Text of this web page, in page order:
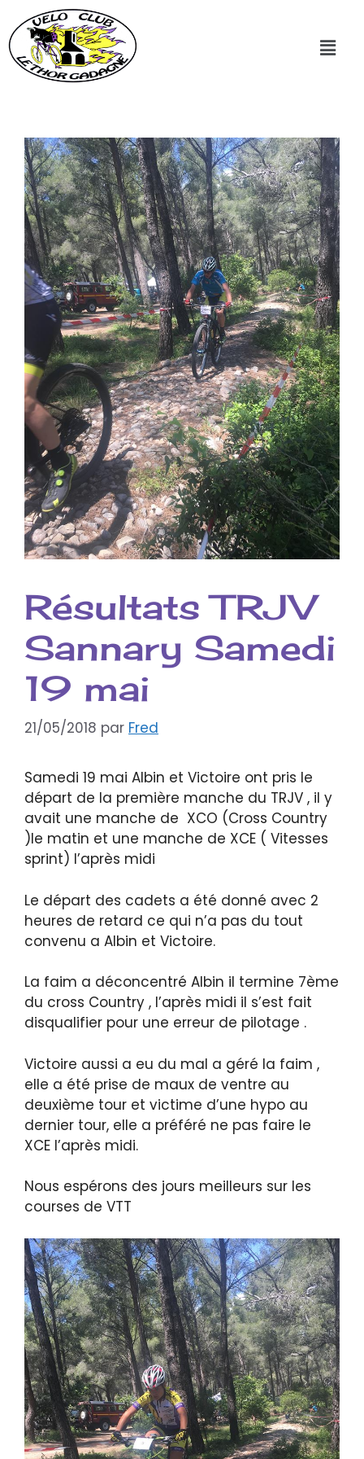
Résultats TRJV
Sannary Samedi
19 mai
21/05/2018 par Fred
Samedi 19 mai Albin et Victoire ont pris le
départ de la première manche du TRJV , il y
avait une manche de XCO (Cross Country
)le matin et une manche de XCE ( Vitesses
sprint) l’après midi
Le départ des cadets a été donné avec 2
heures de retard ce qui n’a pas du tout
convenu a Albin et Victoire.
La faim a déconcentré Albin il termine 7ème
du cross Country , l’après midi il s’est fait
disqualifier pour une erreur de pilotage .
Victoire aussi a eu du mal a géré la faim ,
elle a été prise de maux de ventre au
deuxième tour et victime d’une hypo au
dernier tour, elle a préféré ne pas faire le
XCE l’après midi.
Nous espérons des jours meilleurs sur les
courses de VTT